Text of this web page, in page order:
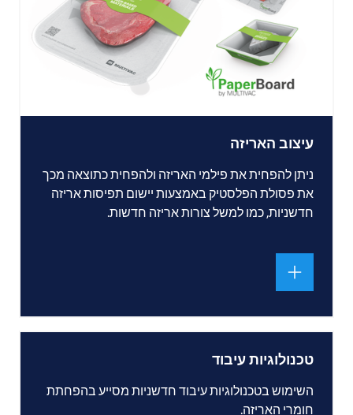
עיצוב האריזה
ניתן להפחית את פילמי האריזה ולהפחית כתוצאה מכך
את פסולת הפלסטיק באמצעות יישום תפיסות אריזה
חדשניות, כמו למשל צורות אריזה חדשות.
טכנולוגיות עיבוד
השימוש בטכנולוגיות עיבוד חדשניות מסייע בהפחתת
חומרי האריזה.